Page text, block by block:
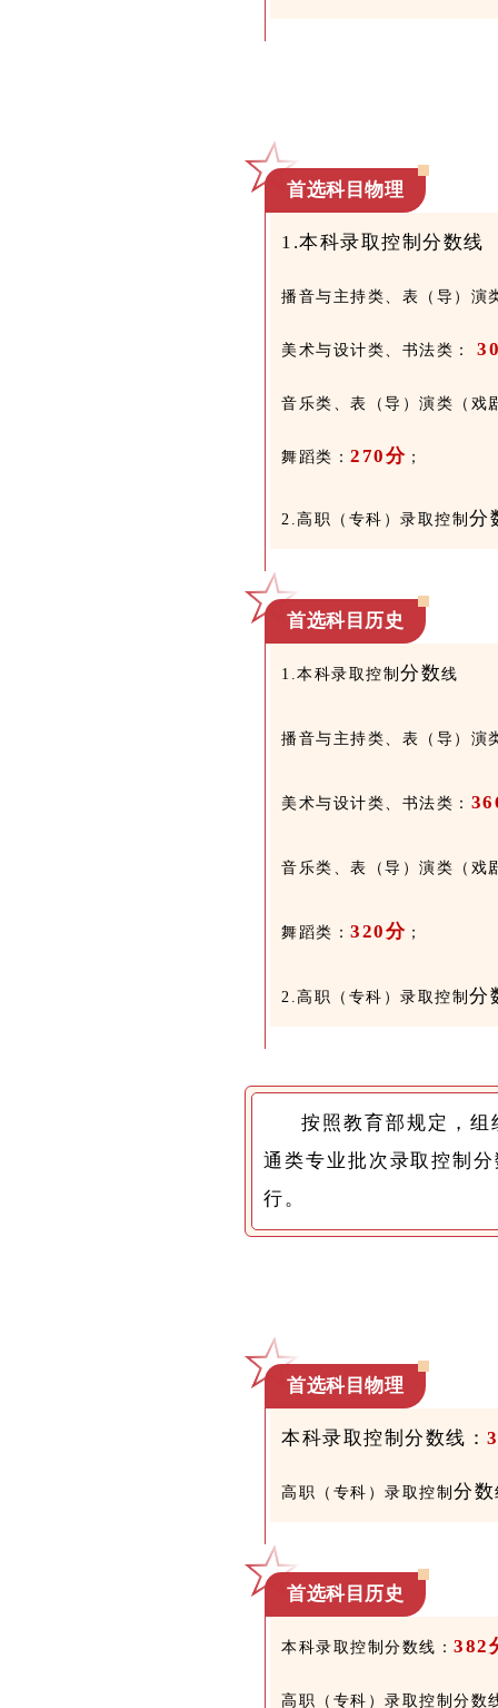
首选科目物理
1.本科录取控制 分数线
播音与主持类、表（导）演
美术与设计类、书法类：
音乐类、表（导）演类（戏
舞蹈类： 270分 ；
2.高职（专科）录取控制 分
首选科目 历史
1.本科录取控制 分数线
播音与主持类、表（导）演
美术与设计类、书法类：
音乐类、表（导）演类（戏
舞蹈类： 320分 ；
2.高职（专科） 录取控制 分
按照教育部规定，
通类专业批次录取控制
行。
首选科目物理
本科录取控制 分数线：
高职（专科）录取控制 分数
首选科目 历史
本科录取控制分数线： 382
高职（专科）录取控制分数